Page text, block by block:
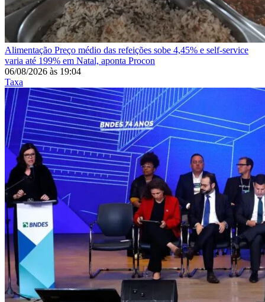
Alimentação Preço médio das refeições sobe 4,45% e self-service
varia até 199% em Natal, aponta Procon
06/08/2026 às 19:04
Taxa